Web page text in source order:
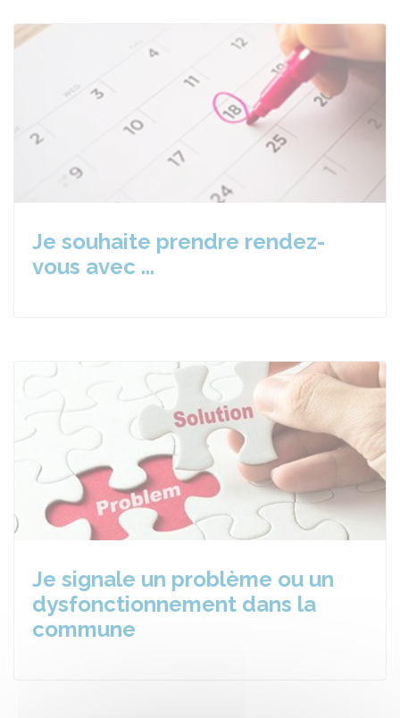
Je souhaite prendre rendez-
vous avec ...
Je signale un problème ou un
dysfonctionnement dans la
commune